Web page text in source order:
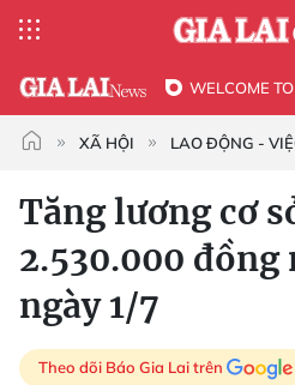
WELCOME
XÃ HỘI LAO ĐỘNG -
Tăng lương cơ
2.530.000
ngày 1/7
Theo dõi Báo Gia Lai trên